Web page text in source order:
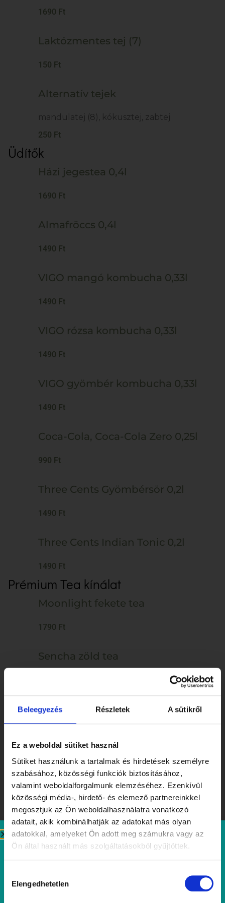
Beleegyezés Részletek A sütikről
Ez a weboldal sütiket használ
Sütiket használunk a tartalmak és hirdetések személyre
szabásához, közösségi funkciók biztosításához,
valamint weboldalforgalmunk elemzéséhez. Ezenkívül
közösségi média-, hirdető- és elemező partnereinkkel
megosztjuk az Ön weboldalhasználatra vonatkozó
adatait, akik kombinálhatják az adatokat más olyan
adatokkal, amelyeket Ön adott meg számukra vagy az
Ön által használt más szolgáltatásokból gyűjtöttek.
kiválasztása
Elengedhetetlen
1690 Ft
Laktózmentes tej (7)
150 Ft
Alternatív tejek
mandulatej (8), kókusztej, zabtej
250 Ft
Üdítők
Házi jegestea 0,4l
1690 Ft
Almafröccs 0,4l
1490 Ft
VIGO mangó kombucha 0,33l
1490 Ft
VIGO rózsa kombucha 0,33l
1490 Ft
VIGO gyömbér kombucha 0,33l
1490 Ft
Coca-Cola, Coca-Cola Zero 0,25l
990 Ft
Three Cents Gyömbérsör 0,2l
1490 Ft
Three Cents Indian Tonic 0,2l
1490 Ft
Prémium Tea kínálat
Moonlight fekete tea
1790 Ft
Sencha zöld tea
Gyümölcs tea
Citromfű-gyömbér
1690 Ft
Menta (friss)
1490 Ft